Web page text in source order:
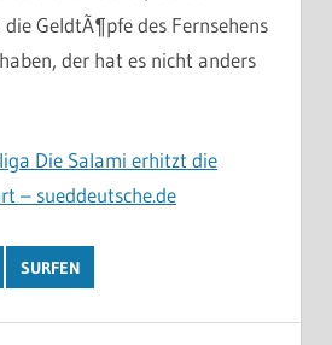
GeldtÃ¶pfe des Fernsehens
der hat es nicht anders
Die Salami erhitzt die
– sueddeutsche.de
SURFEN